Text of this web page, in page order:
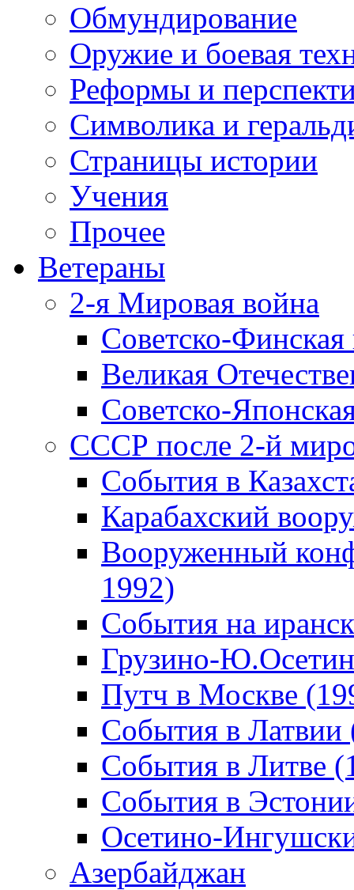
Обмундирование
Оружие и боевая
Реформы и
Символика и
Страницы истории
Учения
Прочее
Ветераны
2-я Мировая война
Советско-
Великая
Советско-
СССР после 2-й
События в
Карабахский
Вооруженный
1992)
События на
Грузино-
Путч в Москве
События в Латвии
События в Литве
События в
Осетино-
Азербайджан